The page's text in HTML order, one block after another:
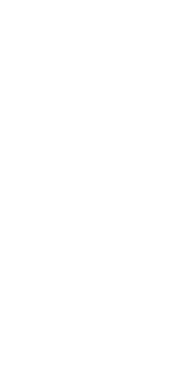
リングの変更など熟成を図り発売！
チェンジし発売！
SUPER FOUR SP」「CB1300 SUPER BOL D’OR SP」に先進の電子制御デ